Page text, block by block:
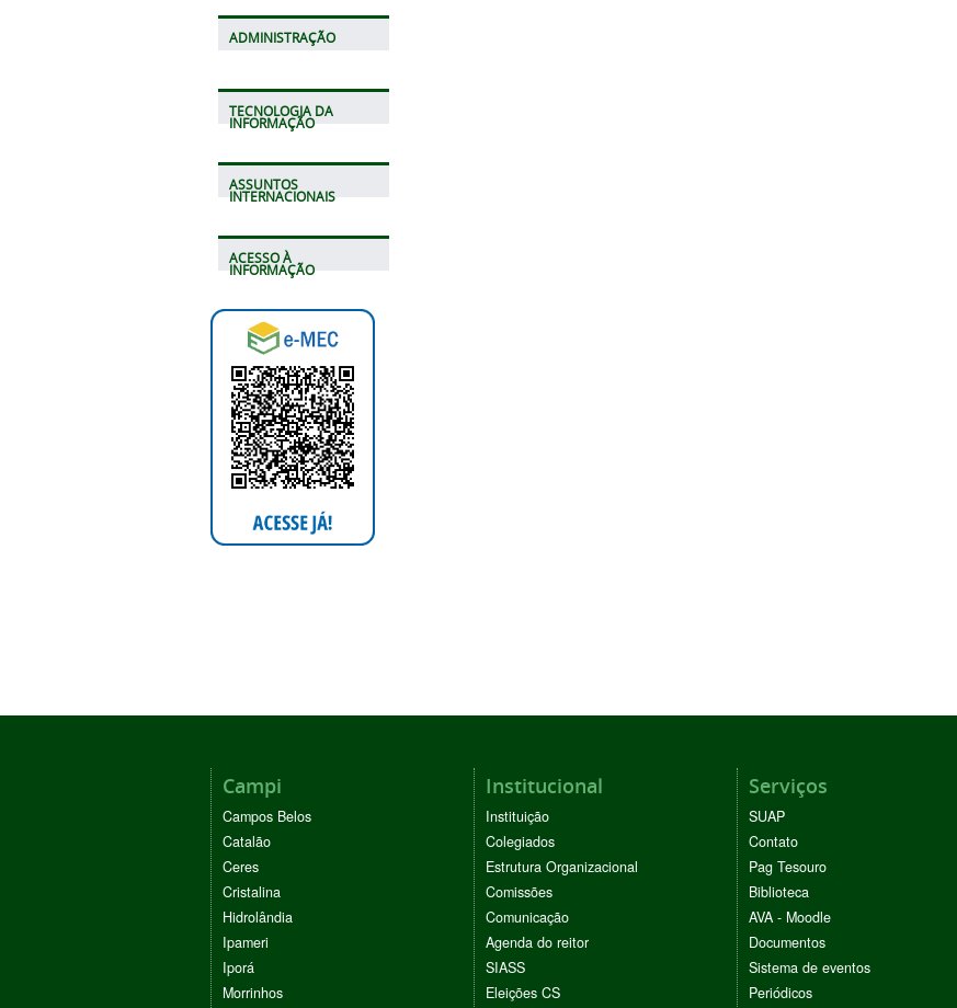
ADMINISTRAÇÃO
TECNOLOGIA DA
INFORMAÇÃO
ASSUNTOS
INTERNACIONAIS
ACESSO À
INFORMAÇÃO
Campi
Campos Belos
Catalão
Ceres
Cristalina
Hidrolândia
Ipameri
Iporá
Morrinhos
Institucional
Instituição
Colegiados
Estrutura Organizacional
Comissões
Comunicação
Agenda do reitor
SIASS
Eleições CS
Serviços
SUAP
Contato
Pag Tesouro
Biblioteca
AVA - Moodle
Documentos
Sistema de eventos
Periódicos